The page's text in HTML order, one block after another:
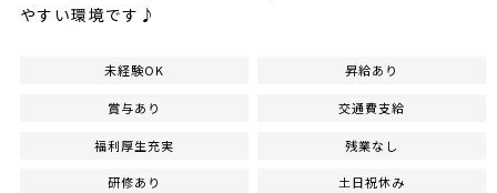
やすい環境です♪
未経験OK 昇給あり
賞与あり 交通費支給
福利厚生充実 残業なし
研修あり 土日祝休み